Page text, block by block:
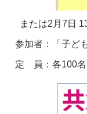
または2 月 7 日
参加者：「子ど
定 員：各100名